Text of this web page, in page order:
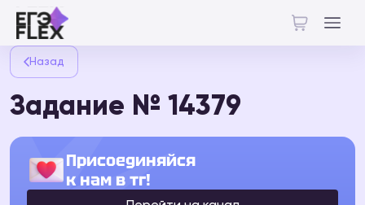
Назад
Задание № 14379
Присоединяйся
к нам в тг!